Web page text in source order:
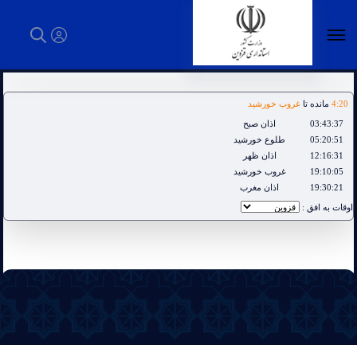
اوقات شرعی - استانداری قزوین
4:20 مانده تاغروب خورشید
03:43:37
اذان صبح
05:20:51
طلوع خورشید
12:16:31
اذان ظهر
19:10:05
غروب خورشید
19:30:21
اذان مغرب
اوقات به افق :